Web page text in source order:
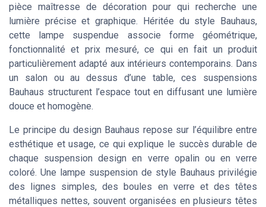
pièce maîtresse de décoration pour qui recherche une
lumière précise et graphique. Héritée du style Bauhaus,
cette lampe suspendue associe forme géométrique,
fonctionnalité et prix mesuré, ce qui en fait un produit
particulièrement adapté aux intérieurs contemporains. Dans
un salon ou au dessus d’une table, ces suspensions
Bauhaus structurent l’espace tout en diffusant une lumière
douce et homogène.
Le principe du design Bauhaus repose sur l’équilibre entre
esthétique et usage, ce qui explique le succès durable de
chaque suspension design en verre opalin ou en verre
coloré. Une lampe suspension de style Bauhaus privilégie
des lignes simples, des boules en verre et des têtes
métalliques nettes, souvent organisées en plusieurs têtes